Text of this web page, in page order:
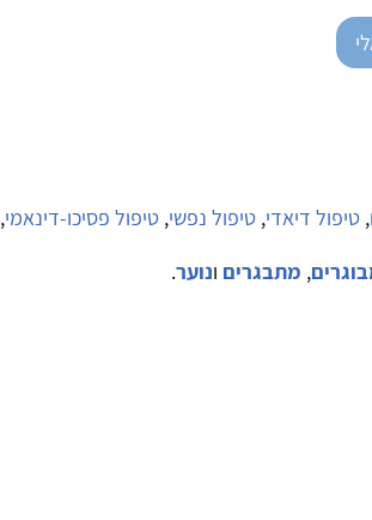
, טיפול דיאדי, טיפול נפשי, טיפול פסיכו-דינאמי,
, מתבגרים ונוער.